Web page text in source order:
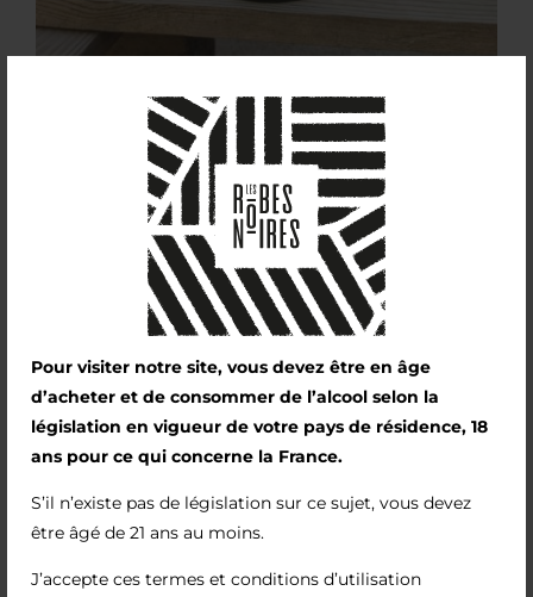
Pour visiter notre site, vous devez être en âge
d’acheter et de consommer de l’alcool selon la
législation en vigueur de votre pays de résidence, 18
ans pour ce qui concerne la France.
S’il n’existe pas de législation sur ce sujet, vous devez
être âgé de 21 ans au moins.
J’accepte ces termes et conditions d’utilisation
Assemblée Plénière
(2021) Elevé en fûts
de chêne
19,50€